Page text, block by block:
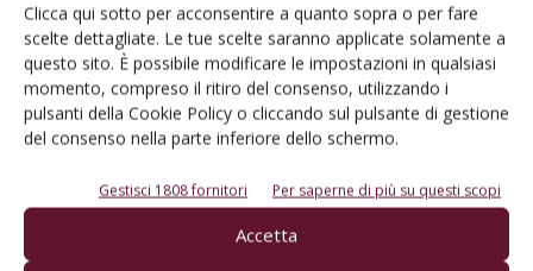
Clicca qui sotto per acconsentire a quanto sopra o per fare
scelte dettagliate. Le tue scelte saranno applicate solamente a
questo sito. È possibile modificare le impostazioni in qualsiasi
momento, compreso il ritiro del consenso, utilizzando i
pulsanti della Cookie Policy o cliccando sul pulsante di gestione
del consenso nella parte inferiore dello schermo.
Gestisci 1808 fornitori Per saperne di più su questi scopi
Accetta
Zero aiuti per il vino da Bruxelles.
«Spremete il Piano nazionale...
Di Lorenzo Tosi 23 Aprile 2020